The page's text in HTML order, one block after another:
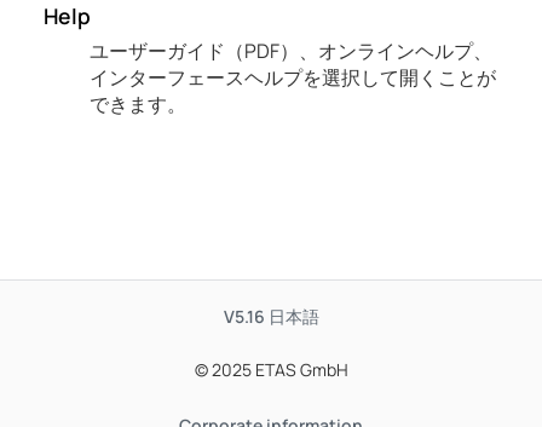
Help
ユーザーガイド（PDF）、オンラインヘルプ、
インターフェースヘルプを選択して開くことが
できます。
V5.16 日本語
© 2025 ETAS GmbH